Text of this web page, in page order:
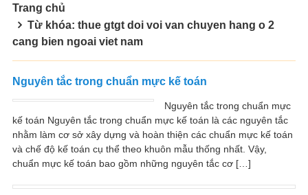
Trang chủ
Từ khóa: thue gtgt doi voi van chuyen hang o 2
cang bien ngoai viet nam
Nguyên tắc trong chuẩn mực kế toán
Nguyên tắc trong chuẩn mực
kế toán Nguyên tắc trong chuẩn mực kế toán là các nguyên tắc
nhằm làm cơ sở xây dựng và hoàn thiện các chuẩn mực kế toán
và chế độ kế toán cụ thể theo khuôn mẫu thống nhất. Vậy,
chuẩn mực kế toán bao gồm những nguyên tắc cơ […]